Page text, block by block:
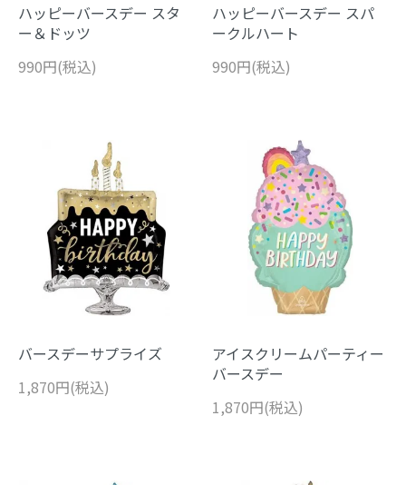
ハッピーバースデー スタ
ー＆ドッツ
990円(税込)
ハッピーバースデー スパ
ークルハート
990円(税込)
バースデーサプライズ
1,870円(税込)
アイスクリームパーティー
バースデー
1,870円(税込)